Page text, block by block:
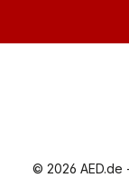
© 2026 AED.de